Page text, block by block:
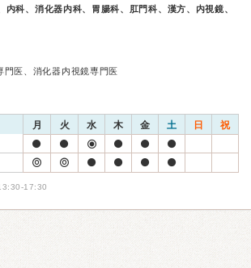
内科、消化器内科、胃腸科、肛門科、漢方、内視鏡、
門医、消化器内視鏡専門医
月 火 水 木 金 土 日 祝
17:30